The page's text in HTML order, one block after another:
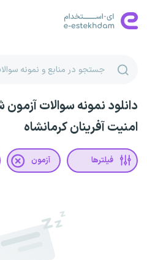
دانلود نمونه سوالات
امنیت آفرینان کرمانشاه
فیلترها آزمون